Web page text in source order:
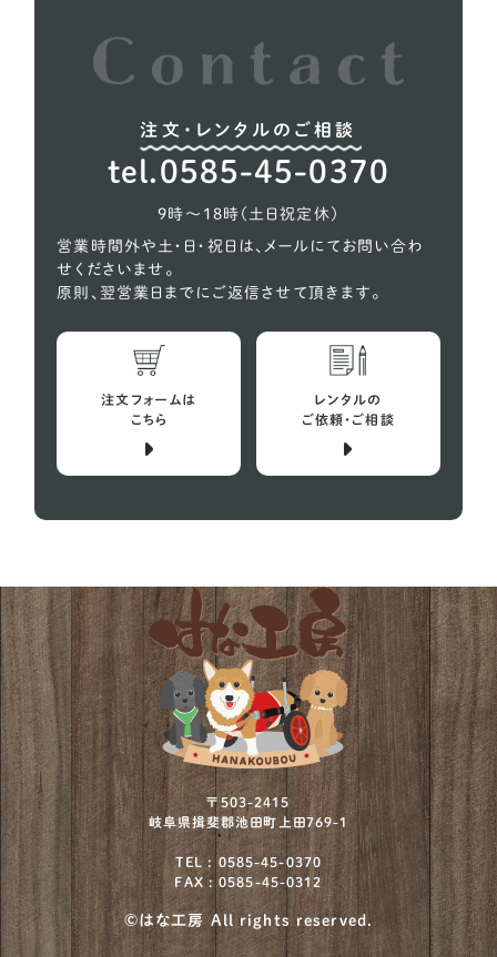
イングリッシュブルドッグ
ウェルシュテリア
オーストラリアンケルピー
シェルティー（シェットランドシープドッグ）
バセットハウンド
ボストンテリア 12
ミニチュアシュナウザー 73
ミニチュアプードル 2
ミニチュアブルテリア 1
ワイヤーフォックステリア 12
北海道犬
川上犬
柴犬 930
注文・レンタルのご相談
tel.0585-45-0370
9時〜18時（土日祝定休）
営業時間外や土・日・祝日は、メールにてお問い合わ
せくださいませ。
原則、翌営業日までにご返信させて頂きます。
注文フォームは
こちら
レンタルの
ご依頼・ご相談
〒503-2415
岐阜県揖斐郡池田町上田769-1
TEL : 0585-45-0370
FAX : 0585-45-0312
©はな工房 All rights reserved.